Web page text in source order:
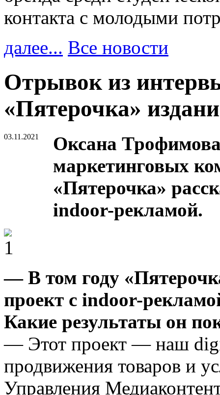
контакта с молодыми
далее... Все новости
Отрывок из
«Пятерочка»
03.11.2021
Оксана
маркетинговых
«Пятерочка»
indoor-рекламой.
— В том году
проект с indoor-
Какие результаты он
— Этот проект — наш
продвижения товаров и
Управления